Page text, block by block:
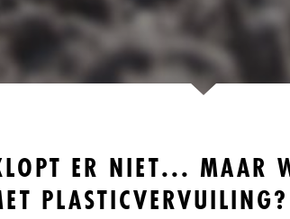
ER NIET... MAAR
PLASTICVERVUILING?